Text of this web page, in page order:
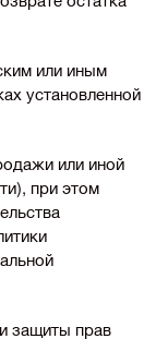
или иным
установленной
или иной
при этом
защиты прав